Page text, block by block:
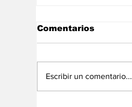
Comentarios
Escribir un comentario...